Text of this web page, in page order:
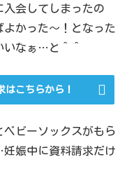
会してしまったの
かった〜！となった
いなぁ…と＾＾
はこちらから！
ベビーソックスがもら
娠中に資料請求だけ